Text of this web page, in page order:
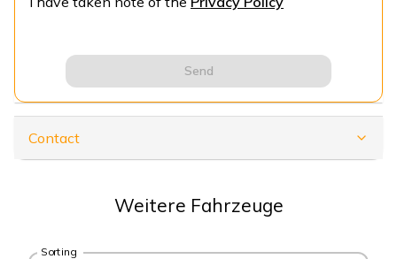
Send
Contact
Weitere Fahrzeuge
Sorting